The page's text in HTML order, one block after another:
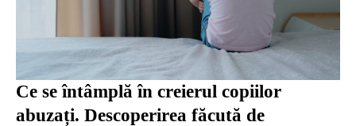
Ce se întâmplă în creierul copiilor
abuzați. Descoperirea făcută de